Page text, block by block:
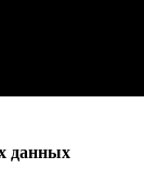
данных